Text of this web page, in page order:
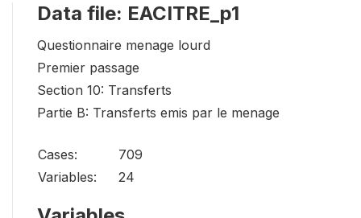
Data file: EACITRE_p1
Questionnaire menage lourd
Premier passage
Section 10: Transferts
Partie B: Transferts emis par le menage
Cases:
709
Variables:
24